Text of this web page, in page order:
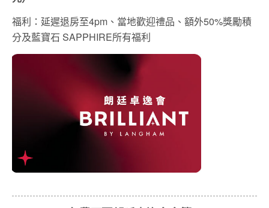
福利：延遲退房至4pm、當地歡迎禮品、額外50%獎勵積
分及藍寶石 SAPPHIRE所有福利